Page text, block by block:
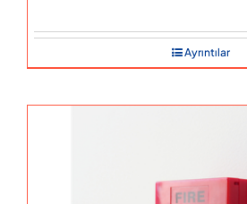
Ayrıntılar